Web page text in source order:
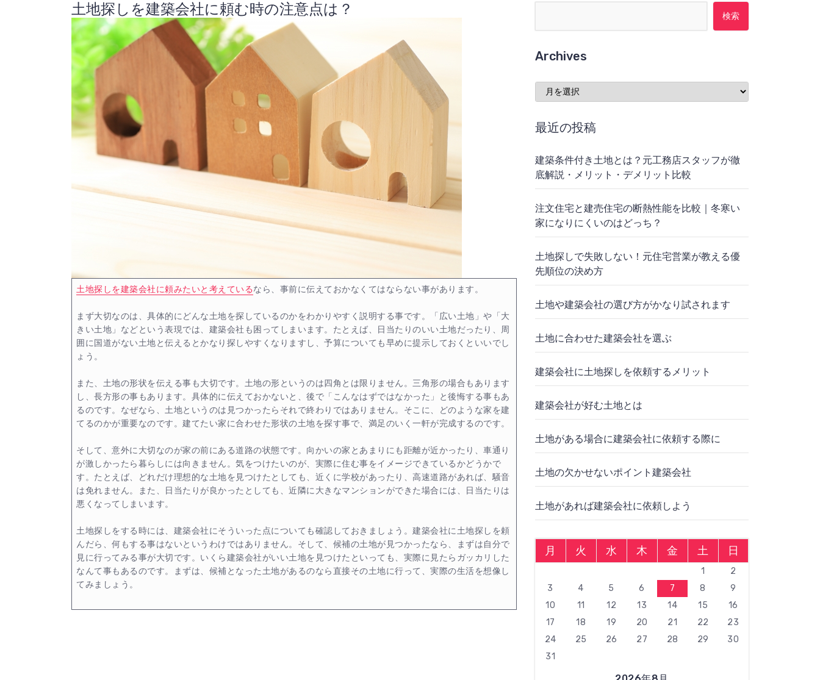
土地探しを建築会社に頼む時の注意点は？
土地探しを建築会社に頼みたいと考えているなら、事前に伝えておかなくてはならない事があります。
まず大切なのは、具体的にどんな土地を探しているのかをわかりやすく説明する事です。「広い土地」や「大
きい土地」などという表現では、建築会社も困ってしまいます。たとえば、日当たりのいい土地だったり、周
囲に国道がない土地と伝えるとかなり探しやすくなりますし、予算についても早めに提示しておくといいでし
ょう。
また、土地の形状を伝える事も大切です。土地の形というのは四角とは限りません。三角形の場合もあります
し、長方形の事もあります。具体的に伝えておかないと、後で「こんなはずではなかった」と後悔する事もあ
るのです。なぜなら、土地というのは見つかったらそれで終わりではありません。そこに、どのような家を建
てるのかが重要なのです。建てたい家に合わせた形状の土地を探す事で、満足のいく一軒が完成するのです。
そして、意外に大切なのが家の前にある道路の状態です。向かいの家とあまりにも距離が近かったり、車通り
が激しかったら暮らしには向きません。気をつけたいのが、実際に住む事をイメージできているかどうかで
す。たとえば、どれだけ理想的な土地を見つけたとしても、近くに学校があったり、高速道路があれば、騒音
は免れません。また、日当たりが良かったとしても、近隣に大きなマンションができた場合には、日当たりは
悪くなってしまいます。
土地探しをする時には、建築会社にそういった点についても確認しておきましょう。建築会社に土地探しを頼
んだら、何もする事はないというわけではありません。そして、候補の土地が見つかったなら、まずは自分で
見に行ってみる事が大切です。いくら建築会社がいい土地を見つけたといっても、実際に見たらガッカリした
なんて事もあるのです。まずは、候補となった土地があるのなら直接その土地に行って、実際の生活を想像し
てみましょう。
Archives
Archives
最近の投稿
建築条件付き土地とは？元工務店スタッフが徹
底解説・メリット・デメリット比較
注文住宅と建売住宅の断熱性能を比較｜冬寒い
家になりにくいのはどっち？
土地探しで失敗しない！元住宅営業が教える優
先順位の決め方
土地や建築会社の選び方がかなり試されます
土地に合わせた建築会社を選ぶ
建築会社に土地探しを依頼するメリット
建築会社が好む土地とは
土地がある場合に建築会社に依頼する際に
土地の欠かせないポイント建築会社
土地があれば建築会社に依頼しよう
月 火 水 木 金 土 日
1
2
3
4 5 6 7 8
9
10
11 12 13 14 15
16
17
18 19 20 21 22
23
24
25 26 27 28 29
30
31